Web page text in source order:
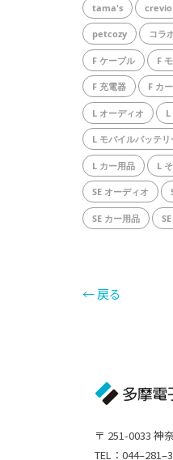
tama's crevio
petcozy コラ
F ケーブル F
F 充電器 F カ
L オーディオ
L モバイルバッテリ
L カー用品 L
SE オーディオ
SE カー用品
← 戻る
〒 251-0033 神
TEL：